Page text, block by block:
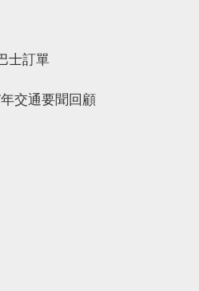
士訂單
交通要聞回顧